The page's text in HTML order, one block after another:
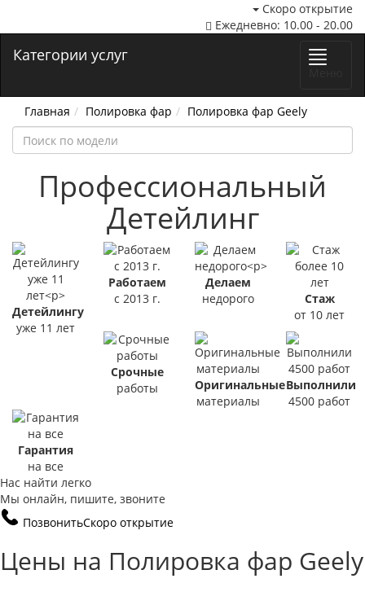
Скоро открытие
Ежедневно: 10.00 - 20.00
Категории услуг
Главная Полировка фар Полировка фар Geely
Профессиональный
Детейлинг
Детейлингу
уже 11 лет
Работаем
с 2013 г.
Делаем
недорого
Стаж
от 10 лет
Срочные
работы
Оригинальные
материалы
Выполнили
4500 работ
Гарантия
на все
Нас найти легко
Мы онлайн, пишите, звоните
ПозвонитьСкоро открытие
Цены на Полировка фар Geely